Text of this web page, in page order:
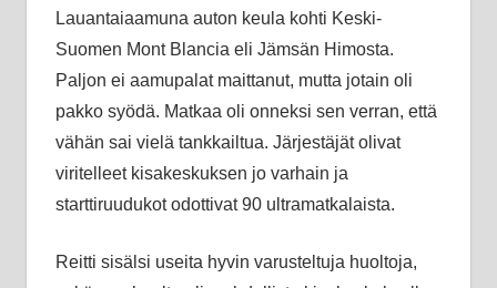
Lauantaiaamuna auton keula kohti Keski-
Suomen Mont Blancia eli Jämsän Himosta.
Paljon ei aamupalat maittanut, mutta jotain oli
pakko syödä. Matkaa oli onneksi sen verran, että
vähän sai vielä tankkailtua. Järjestäjät olivat
viritelleet kisakeskuksen jo varhain ja
starttiruudukot odottivat 90 ultramatkalaista.
Reitti sisälsi useita hyvin varusteltuja huoltoja,